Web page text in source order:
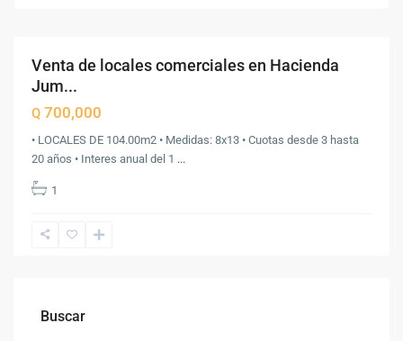
Destacado Venta
Venta de locales comerciales en Hacienda
Jum...
Q 700,000
• LOCALES DE 104.00m2 • Medidas: 8x13 • Cuotas desde 3 hasta
20 años • Interes anual del 1 ...
1
Buscar